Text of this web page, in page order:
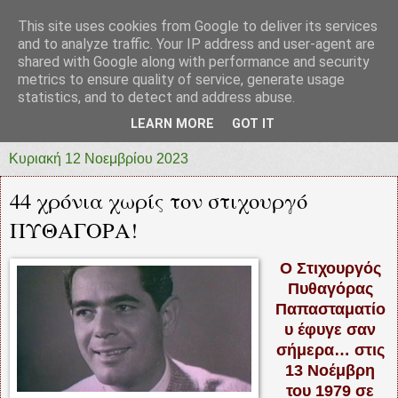
prototypia
"ΠΡΩΤΟΤΥΠΙΑ" * ΑΝΕΞΑΡΤΗΤΗ-ΗΛΕΚΤΡΟΝΙΚΗ-
Κυριακή 12 Νοεμβρίου 2023
44 χρόνια χωρίς τον στιχουργό
ΠΥΘΑΓΟΡΑ!
Ο Στιχουργός
Πυθαγόρας
Παπασταματίο
υ έφυγε σαν
σήμερα… στις
13 Νοέμβρη
του 1979 σε
This site uses cookies from Google to deliver its services
and to analyze traffic. Your IP address and user-agent are
shared with Google along with performance and security
metrics to ensure quality of service, generate usage
statistics, and to detect and address abuse.
LEARN MORE GOT IT